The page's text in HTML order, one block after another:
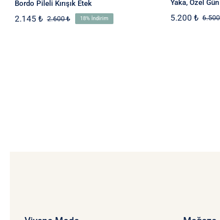
Bordo Pileli Kırışık Etek
2.600₺Orijinal
2.145 ₺
Şu 18% İndirim
Yaka, Özel
5.200 ₺